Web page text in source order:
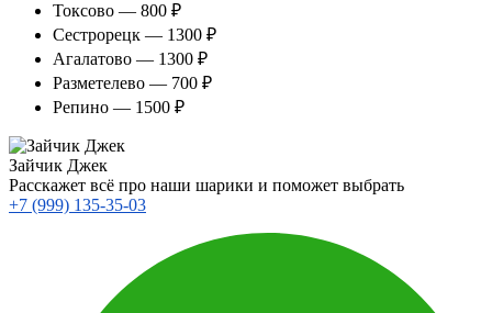
Токсово — 800 ₽
Сестрорецк — 1300 ₽
Агалатово — 1300 ₽
Разметелево — 700 ₽
Репино — 1500 ₽
Зайчик Джек
Расскажет всё про наши шарики и поможет выбрать
+7 (999) 135-35-03